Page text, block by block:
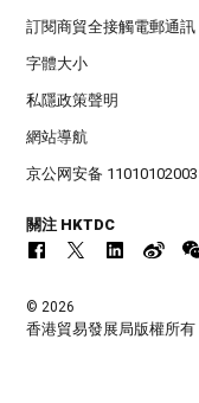
訂閱商貿全接觸電郵通訊
字體大小
私隱政策聲明
網站導航
京公网安备
關注 HKTDC
© 2026
香港貿易發展局版權所有